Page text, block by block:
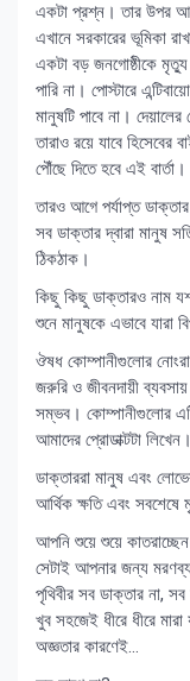
একটা প্রশ্ন। তার উপর
এখানে সরকারের ভূমিকা
একটা বড় জনগোষ্ঠীকে
পারি না। পোস্টারে
মানুষটি পাবে না।
তারাও রয়ে যাবে
পৌঁছে দিতে হবে এই
তারও আগে পর্যাপ্ত
সব ডাক্তার দ্বারা মানুষ
ঠিকঠাক।
কিছু কিছু ডাক্তারও নাম
শুনে মানুষকে এভাবে যারা
ঔষধ কোম্পানীগুলোর
জরুরি ও জীবনদায়ী
সম্ভব। কোম্পানীগুলোর
আমাদের প্রোডাক্টটা
ডাক্তাররা মানুষ এবং
আর্থিক ক্ষতি এবং সবশেষে
আপনি শুয়ে শুয়ে
সেটাই আপনার জন্য
পৃথিবীর সব ডাক্তার না,
খুব সহজেই ধীরে ধীরে
অজ্ঞতার কারণেই…